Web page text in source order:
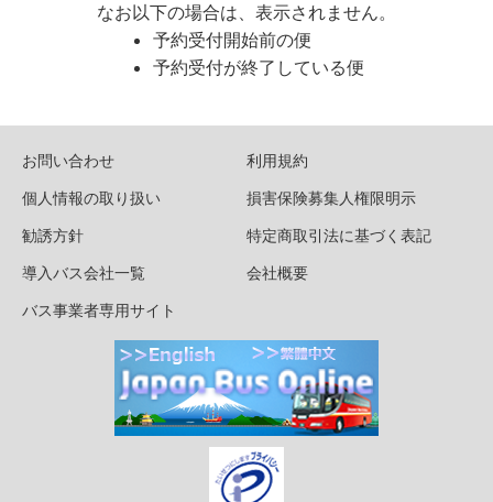
なお以下の場合は、表示されません。
予約受付開始前の便
予約受付が終了している便
お問い合わせ
利用規約
個人情報の取り扱い
損害保険募集人権限明示
勧誘方針
特定商取引法に基づく表記
導入バス会社一覧
会社概要
バス事業者専用サイト